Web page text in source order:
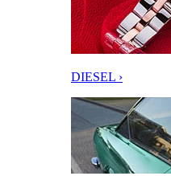
DIESEL ›